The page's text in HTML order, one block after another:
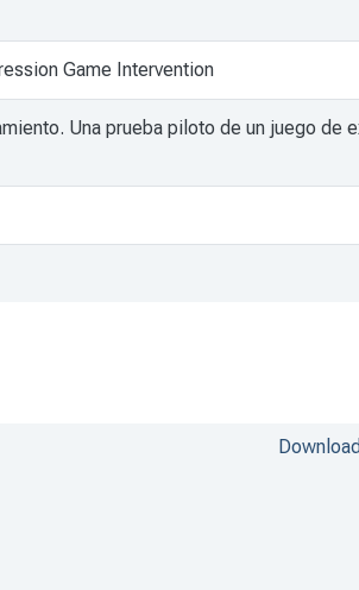
Game Intervention
Una prueba piloto de un juego de
Download